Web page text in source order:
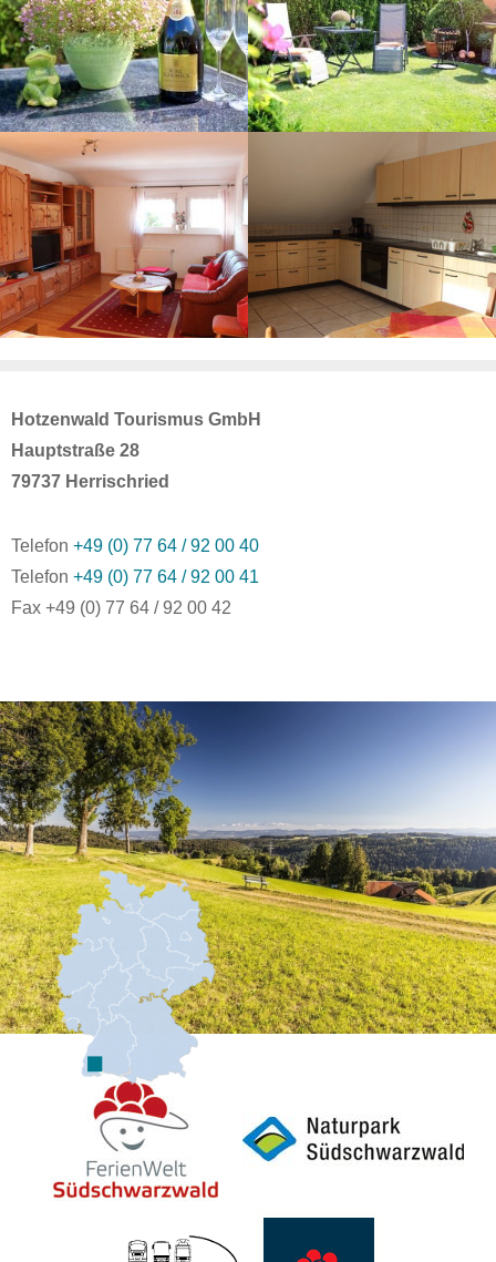
Hotzenwald Tourismus GmbH
Hauptstraße 28
79737 Herrischried
Telefon +49 (0) 77 64 / 92 00 40
Telefon +49 (0) 77 64 / 92 00 41
Fax +49 (0) 77 64 / 92 00 42